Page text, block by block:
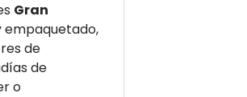
Gran
empaquetado,
de
de
o